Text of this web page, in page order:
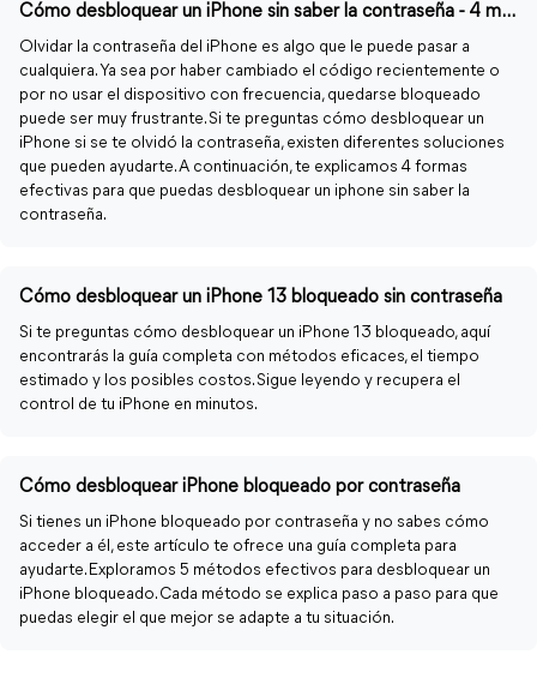
Cómo desbloquear un iPhone sin saber la contraseña - 4 métodos
Olvidar la contraseña del iPhone es algo que le puede pasar a
cualquiera. Ya sea por haber cambiado el código recientemente o
por no usar el dispositivo con frecuencia, quedarse bloqueado
puede ser muy frustrante. Si te preguntas cómo desbloquear un
iPhone si se te olvidó la contraseña, existen diferentes soluciones
que pueden ayudarte. A continuación, te explicamos 4 formas
efectivas para que puedas desbloquear un iphone sin saber la
contraseña.
Cómo desbloquear un iPhone 13 bloqueado sin contraseña
Si te preguntas cómo desbloquear un iPhone 13 bloqueado, aquí
encontrarás la guía completa con métodos eficaces, el tiempo
estimado y los posibles costos. Sigue leyendo y recupera el
control de tu iPhone en minutos.
Cómo desbloquear iPhone bloqueado por contraseña
Si tienes un iPhone bloqueado por contraseña y no sabes cómo
acceder a él, este artículo te ofrece una guía completa para
ayudarte. Exploramos 5 métodos efectivos para desbloquear un
iPhone bloqueado. Cada método se explica paso a paso para que
puedas elegir el que mejor se adapte a tu situación.